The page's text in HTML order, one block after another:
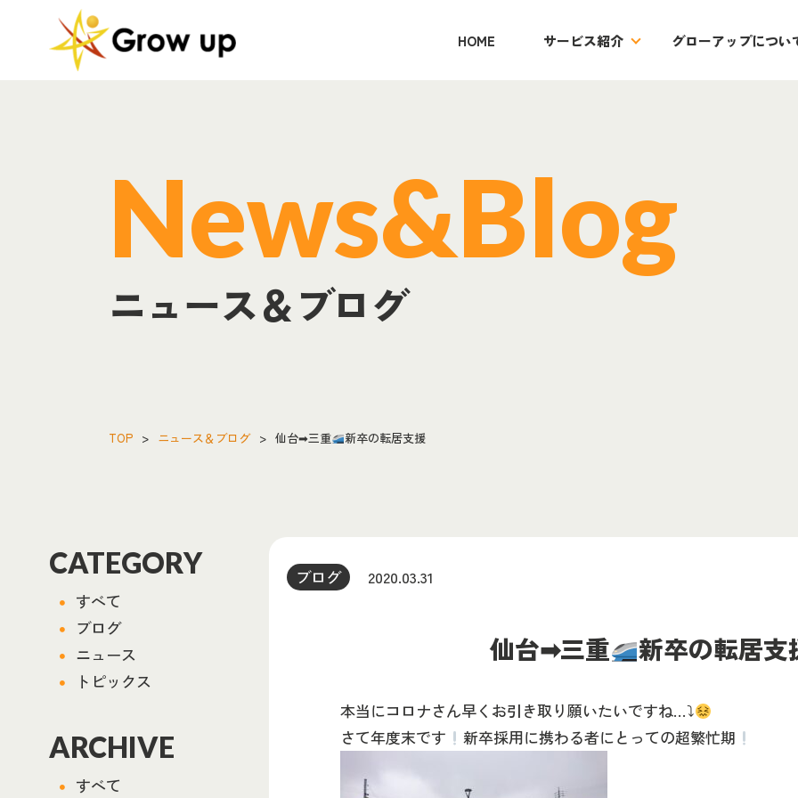
HOME サービス紹介
業務請負、人材派遣 登録支援機関業務 コンサル
グローアップについ
News&Blog
ニュース＆ブログ
TOP > ニュース＆ブログ > 仙台➡三重 新卒の転居支援
CATEGORY
すべて
ブログ
ニュース
トピックス
ARCHIVE
すべて
ブログ 2020.03.31
仙台➡三重 新卒の転居支
本当にコロナさん早くお引き取り願いたいですね…⤵
さて年度末です
新卒採用に携わる者にとっての超繁忙期